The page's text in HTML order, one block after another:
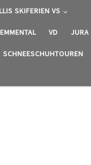
SKIFERIEN VS
EMMENTAL VD JURA
SCHNEESCHUHTOUREN